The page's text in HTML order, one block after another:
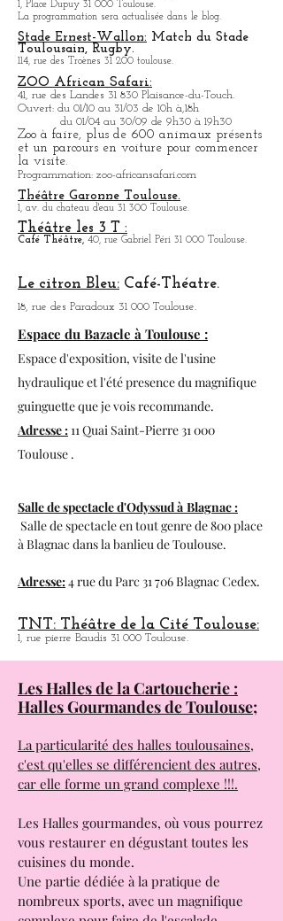
Théâtre du Capitole.
Place du Capitole, la programmation sera actulisée dans
le blog.
La Halle aux Grains.
1, Place Dupuy 31 000 Toulouse.
La programmation sera actualisée dans le blog.
Stade Ernest-Wallon:Match du Stade
Toulousain, Rugby.
114, rue des Troènes 31 200 toulouse.
ZOO African Safari:
41, rue des Landes 31 830 Plaisance-du-Touch.
Ouvert: du 01/10 au 31/03 de 10h à,18h
du 01/04 au 30/09 de 9h30 à 19h30
Zoo à faire, plus de 600 animaux présents
et un parcours en voiture pour commencer
Théâtre Garonne Toulouse.
Théâtre les 3 T :
Café Théâtre, 40, rue Gabriel Péri 31 000 Toulouse.
Le citron Bleu: Café-Théatre.
Espace du Bazacle à Toulouse :
Espace d'exposition, visite de l'usine
Adresse :11 Quai Saint-Pierre 31 000
Toulouse .
Salle de spectacle en tout genre de 800 place
àBlagnac dans la banlieu de Toulouse.
TNT: Théâtre de la Cité Toulouse:
Les Halles de la Cartoucherie :
Halles Gourmandes de Toulouse;
La particularité des halles toulousaines,
c'est qu'elles se différencient des autres,
car elle forme un grand complexe !!!.
Les Halles gourmandes, où vous pourrez